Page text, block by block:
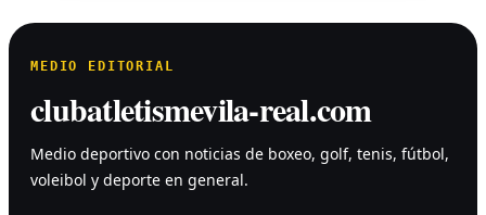
MEDIO EDITORIAL
clubatletismevila-real.com
Medio deportivo con noticias de boxeo, golf, tenis, fútbol,
voleibol y deporte en general.